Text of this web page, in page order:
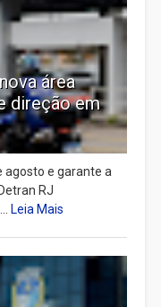
área
direção em
agosto e garante a
RJ
Leia Mais